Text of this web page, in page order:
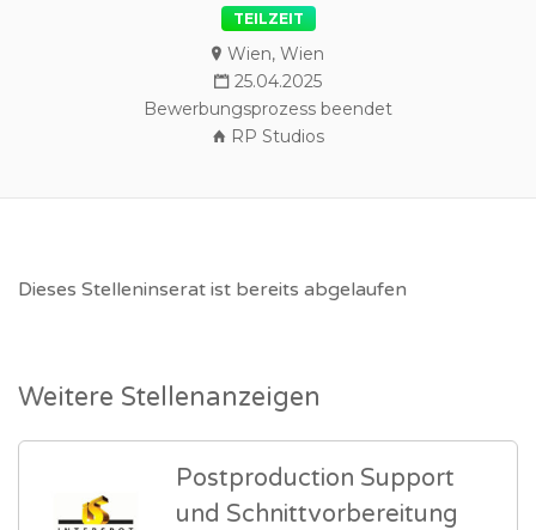
TEILZEIT
Wien, Wien
25.04.2025
Bewerbungsprozess beendet
RP Studios
Dieses Stelleninserat ist bereits abgelaufen
Weitere Stellenanzeigen
Postproduction Support
und Schnittvorbereitung